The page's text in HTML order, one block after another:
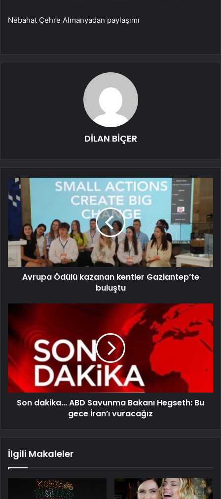
Nebahat Çehre Almanyadan paylaşımı
DİLAN BİÇER
Avrupa Ödülü kazanan kentler Gaziantep’te
buluştu
Son dakika... ABD Savunma Bakanı Hegseth: Bu
gece İran’ı vuracağız
İlgili Makaleler